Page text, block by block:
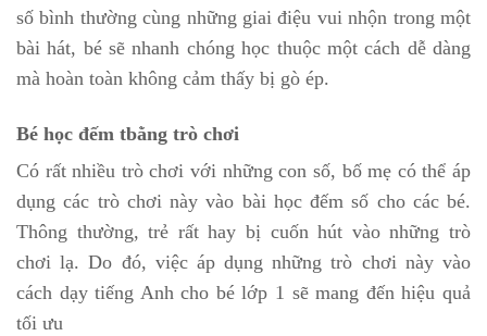
số bình thường cùng những giai điệu vui nhộn trong một
bài hát, bé sẽ nhanh chóng học thuộc một cách dễ dàng
mà hoàn toàn không cảm thấy bị gò ép.
Bé học đếm tbằng trò chơi
Có rất nhiều trò chơi với những con số, bố mẹ có thể áp
dụng các trò chơi này vào bài học đếm số cho các bé.
Thông thường, trẻ rất hay bị cuốn hút vào những trò
chơi lạ. Do đó, việc áp dụng những trò chơi này vào
cách dạy tiếng Anh cho bé lớp 1 sẽ mang đến hiệu quả
tối ưu